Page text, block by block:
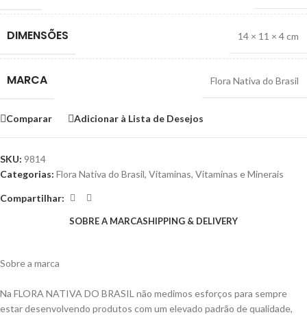
DIMENSÕES 14 × 11 × 4 cm
MARCA Flora Nativa do Brasil
Comparar Adicionar à Lista de Desejos
SKU: 9814
Categorias: Flora Nativa do Brasil, Vitaminas, Vitaminas e Minerais
Compartilhar:
SOBRE A MARCASHIPPING & DELIVERY
Sobre a marca
Na FLORA NATIVA DO BRASIL não medimos esforços para sempre
estar desenvolvendo produtos com um elevado padrão de qualidade,